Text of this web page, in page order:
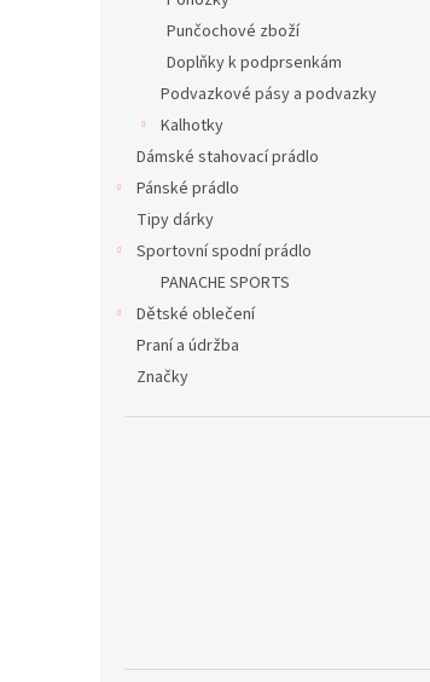
Punčochové zboží
Doplňky k podprsenkám
Podvazkové pásy a podvazky
Kalhotky
Dámské stahovací prádlo
Pánské prádlo
Tipy dárky
Sportovní spodní prádlo
PANACHE SPORTS
Dětské oblečení
Praní a údržba
Značky